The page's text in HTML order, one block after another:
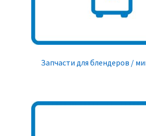
Запчасти для блендеров /